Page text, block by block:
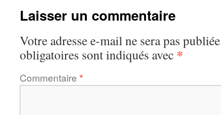
Laisser un commentaire
Votre adresse e-mail ne sera pas
obligatoires sont indiqués avec *
Commentaire *